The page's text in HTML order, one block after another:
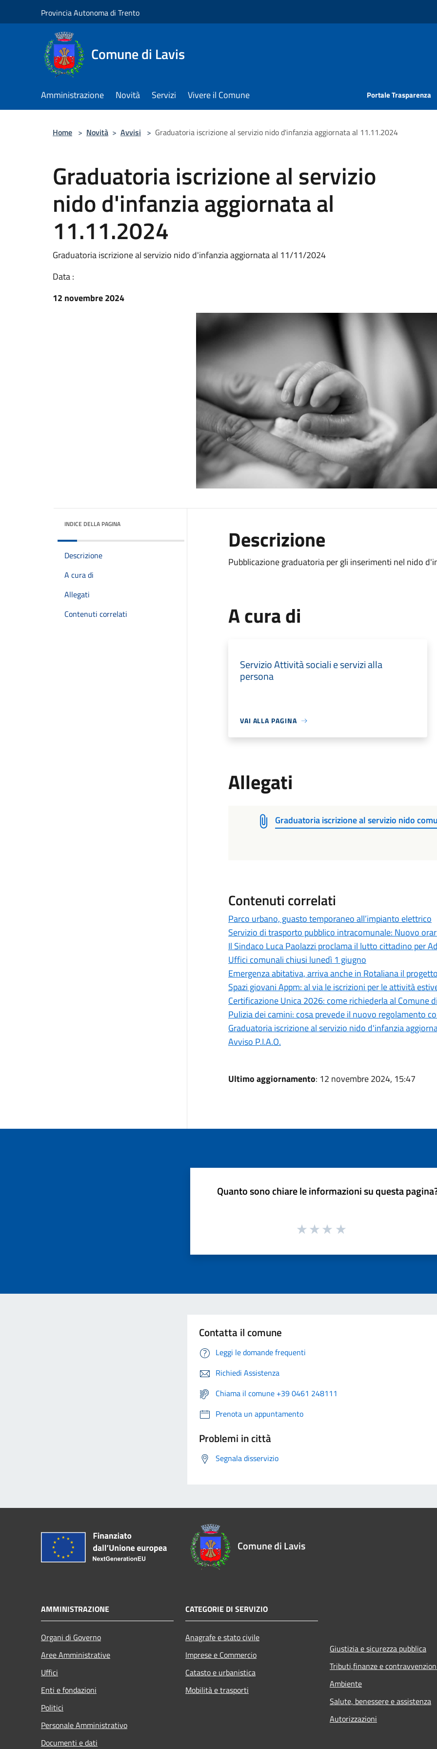
Provincia Autonoma di Trento
Comune di Lavis
Amministrazione Novità Servizi Vivere il Comune Portale Trasparenza
Home > Novità > Avvisi > Graduatoria iscrizione al servizio nido d'infanzia aggiornata al 11.11.2024
Graduatoria iscrizione al servizio
nido d'infanzia aggiornata al
11.11.2024
Graduatoria iscrizione al servizio nido d'infanzia aggiornata al 11/11/2024
Data :
12 novembre 2024
INDICE DELLA PAGINA
Descrizione
A cura di
Allegati
Contenuti correlati
Descrizione
Pubblicazione graduatoria per gli inserimenti nel nido
A cura di
Servizio Attività sociali e servizi alla
persona
VAI ALLA PAGINA
Allegati
Graduatoria iscrizione al servizio nido
Contenuti correlati
Parco urbano, guasto temporaneo all’impianto elettrico
Servizio di trasporto pubblico intracomunale: Nuovo
Il Sindaco Luca Paolazzi proclama il lutto cittadino per
Uffici comunali chiusi lunedì 1 giugno
Emergenza abitativa, arriva anche in Rotaliana il progetto
Spazi giovani Appm: al via le iscrizioni per le attività
Certificazione Unica 2026: come richiederla al Comune
Pulizia dei camini: cosa prevede il nuovo regolamento
Graduatoria iscrizione al servizio nido d'infanzia
Avviso P.I.A.O.
Ultimo aggiornamento: 12 novembre 2024, 15:47
Quanto sono chiare le informazioni su questa
Contatta il comune
Leggi le domande frequenti
Richiedi Assistenza
Chiama il comune +39 0461 248111
Prenota un appuntamento
Problemi in città
Segnala disservizio
Comune di Lavis
AMMINISTRAZIONE
Organi di Governo
Aree Amministrative
Uffici
Enti e fondazioni
Politici
Personale Amministrativo
Documenti e dati
CATEGORIE DI SERVIZIO
Anagrafe e stato civile
Imprese e Commercio
Catasto e urbanistica
Mobilità e trasporti
Giustizia e sicurezza pubblica
Tributi,finanze e
Ambiente
Salute, benessere e assistenza
Autorizzazioni